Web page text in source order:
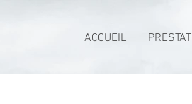
ACCUEIL